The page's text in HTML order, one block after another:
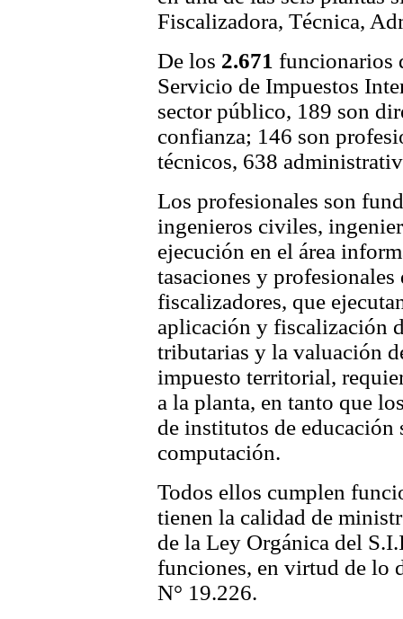
Fiscalizadora, Técnica,
De los 2.671 funcionarios
Servicio de Impuestos
sector público, 189 son
confianza; 146 son
técnicos, 638
Los profesionales son
ingenieros civiles,
ejecución en el área
tasaciones y profesionales
fiscalizadores, que
aplicación y fiscalización
tributarias y la valuación
impuesto territorial,
a la planta, en tanto que
de institutos de
computación.
Todos ellos cumplen
tienen la calidad de
de la Ley Orgánica del
funciones, en virtud de lo
N° 19.226.